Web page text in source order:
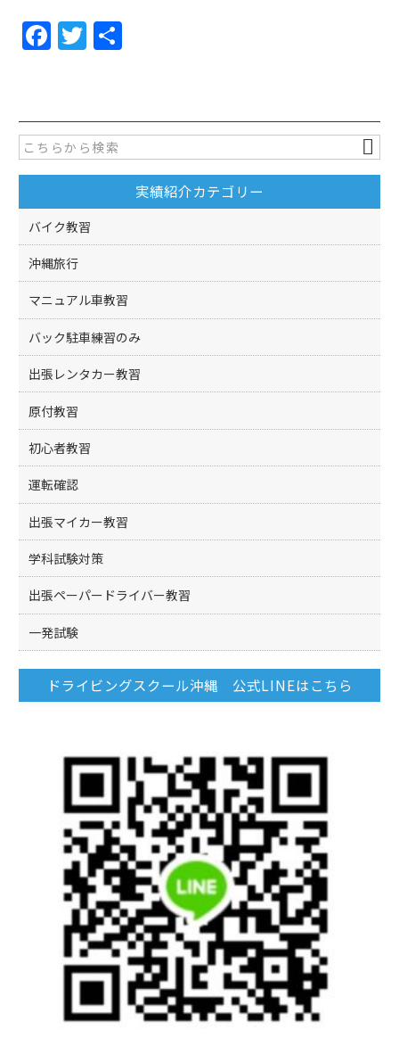
F
a
e
b
o
o
k
T
w
er
実績紹介カテゴリー
バイク教習
沖縄旅行
マニュアル車教習
バック駐車練習のみ
出張レンタカー教習
原付教習
初心者教習
運転確認
出張マイカー教習
学科試験対策
出張ペーパードライバー教習
一発試験
ドライビングスクール沖縄 公式LINEはこちら